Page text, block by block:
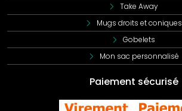
Take Away
Mugs droits et coniques
Gobelets
Mon sac personnalisé
Paiement sécurisé